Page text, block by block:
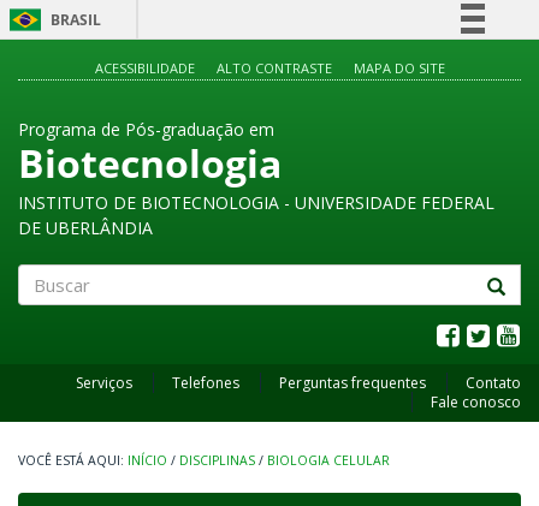
BRASIL
Legislação
ACESSIBILIDADE ALTO CONTRASTE MAPA DO SITE
Programa de Pós-graduação em
Biotecnologia
INSTITUTO DE BIOTECNOLOGIA - UNIVERSIDADE FEDERAL
DE UBERLÂNDIA
Serviços Telefones Perguntas frequentes
Contato
Fale conosco
INÍCIO / DISCIPLINAS / BIOLOGIA CELULAR